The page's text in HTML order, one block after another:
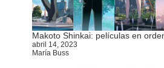
Makoto Shinkai: películas en
abril 14, 2023
María Buss